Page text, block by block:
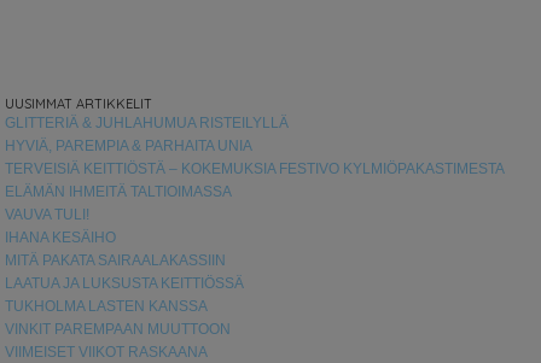
UUSIMMAT ARTIKKELIT
GLITTERIÄ & JUHLAHUMUA RISTEILYLLÄ
HYVIÄ, PAREMPIA & PARHAITA UNIA
TERVEISIÄ KEITTIÖSTÄ – KOKEMUKSIA FESTIVO KYLMIÖPAKASTIMESTA
ELÄMÄN IHMEITÄ TALTIOIMASSA
VAUVA TULI!
IHANA KESÄIHO
MITÄ PAKATA SAIRAALAKASSIIN
LAATUA JA LUKSUSTA KEITTIÖSSÄ
TUKHOLMA LASTEN KANSSA
VINKIT PAREMPAAN MUUTTOON
VIIMEISET VIIKOT RASKAANA